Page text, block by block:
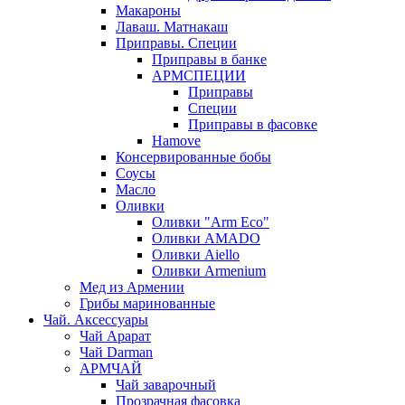
Макароны
Лаваш. Матнакаш
Приправы. Специи
Приправы в банке
АРМСПЕЦИИ
Приправы
Специи
Приправы в фасовке
Hamove
Консервированные бобы
Соусы
Масло
Оливки
Оливки "Arm Eco"
Оливки AMADO
Оливки Aiello
Оливки Armenium
Мед из Армении
Грибы маринованные
Чай. Аксессуары
Чай Арарат
Чай Darman
АРМЧАЙ
Чай заварочный
Прозрачная фасовка